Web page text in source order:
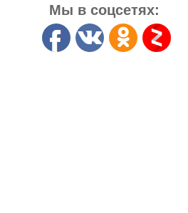
Мы в соцсетях: